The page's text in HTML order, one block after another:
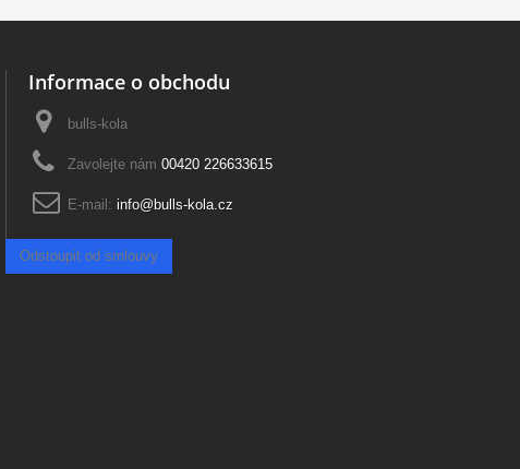
Informace o obchodu
bulls-kola
Zavolejte nám 00420 226633615
E-mail: info@bulls-kola.cz
Odstoupit od smlouvy